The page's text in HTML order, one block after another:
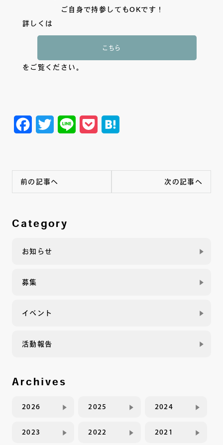
ご自身で持参してもOKです！
詳しくは
こちら
をご覧ください。
Facebook
TwitterLine Pocket
前の記事へ 次の記事へ
Category
お知らせ
募集
イベント
活動報告
Archives
2026 2025 2024
2023 2022 2021